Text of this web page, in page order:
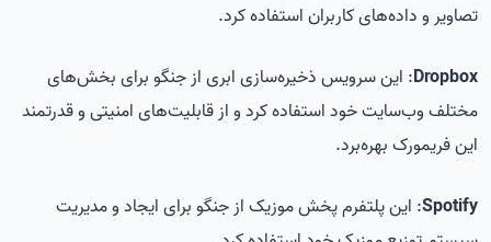
تصاویر و داده‌های کاربران استفاده کرد.
Dropbox: این سرویس ذخیره‌سازی ابری از جنگو برای بخش‌های
مختلف وب‌سایت خود استفاده کرد و از قابلیت‌های امنیتی و قدرتمند
این فریمورک بهره‌برد.
Spotify: این پلتفرم پخش موزیک از جنگو برای ایجاد و مدیریت